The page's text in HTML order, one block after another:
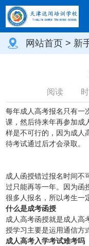
网站首页 > 新
阅读
每年成人高考报名只有一
课，然后待来年再参加成
样是不可行的，因为成人
待考试通过后才会录取。
成人函授错过报名时间不
过只能再等一年。因为函
很多人报名，所以考生一
什么是成考函授
成人高考函授就是成人高
授学习主要是运用通信方
成人高考入学考试难考吗